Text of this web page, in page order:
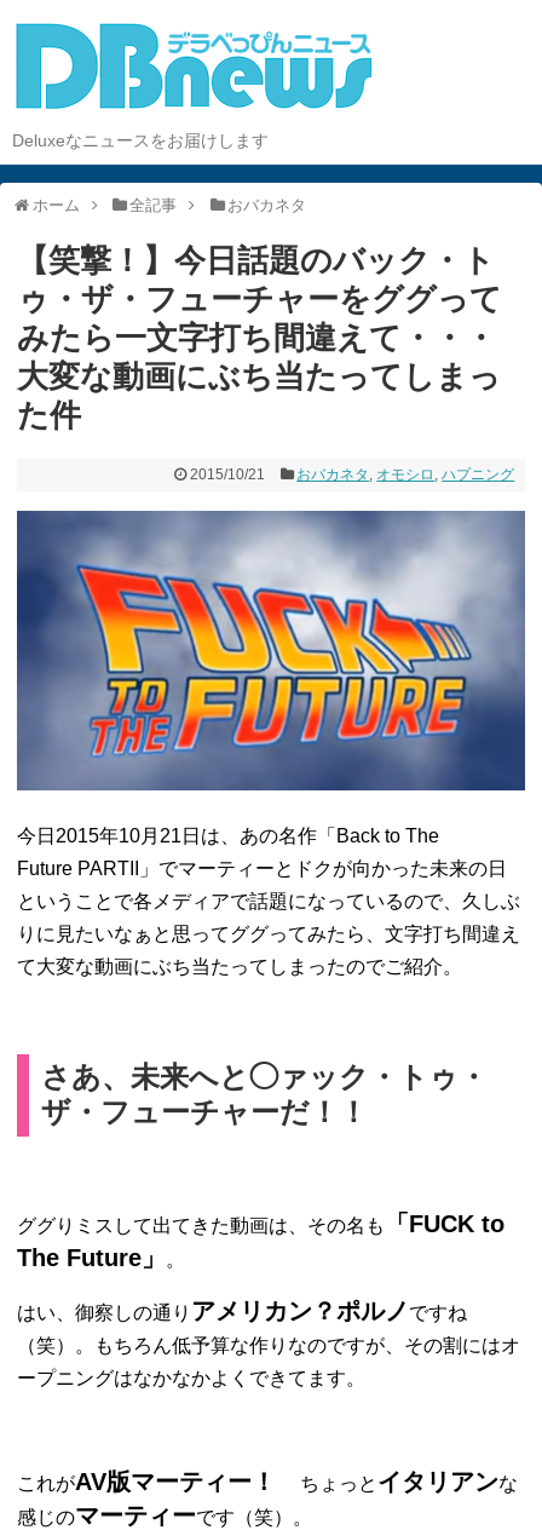
Deluxeなニュースをお届けします
ホーム 全記事 おバカネタ
【笑撃！】今日話題のバック・ト
ゥ・ザ・フューチャーをググって
みたら一文字打ち間違えて・・・
大変な動画にぶち当たってしまっ
た件
2015/10/21 おバカネタ , オモシロ ,ハプニング
今日2015年10月21日は、あの名作「Back to The
Future PARTII」でマーティーとドクが向かった未来の日
ということで各メディアで話題になっているので、久しぶ
りに見たいなぁと思ってググってみたら、文字打ち間違え
て大変な動画にぶち当たってしまったのでご紹介。
さあ、未来へと◯ァック・トゥ・
ザ・フューチャーだ！！
ググりミスして出てきた動画は、その名も
「FUCK to
The Future」
。
はい、御察しの通り アメリカン？ポルノ ですね
（笑）。もちろん低予算な作りなのですが、その割にはオ
ープニングはなかなかよくできてます。
これがAV版マーティー！ ちょっと イタリアンな
感じのマーティーです（笑）。